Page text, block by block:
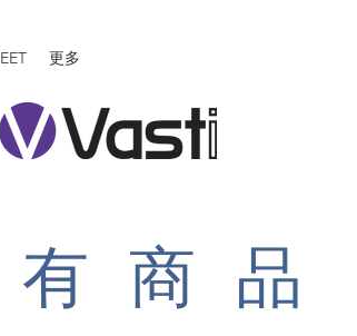
更多
有 商 品